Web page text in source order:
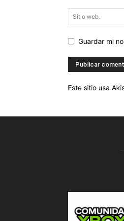
Guardar mi
Este sitio usa